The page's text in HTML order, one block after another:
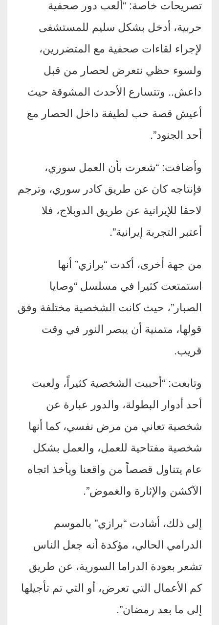
تصريحات خاصة: “ألعب دور صحفية
حربية، أدخل بشكل سليم للمستشفى
لإجراء لقاءات صحفية مع المتضررين،
ولسوء حظي نتعرض لحصار من قبل
داعش.. وتتسارع الأحدث المشوقة حيث
أعيش قصة حب لطيفة داخل الحصار مع
أحد الجنود”.
وأضافت: “شعرت بأن العمل سوري،
فإنتاجه كان عن طريق كادر سوري، وترجم
لاحقا للإيرانية عن طريق الدوبلاج، فلا
أعتبر التجربة إيرانية”.
من جهة أخرى، أكدت “برازي” أنها
استمتعت كثيرا في مسلسل “وصايا
الصبار”، حيث كانت الشخصية مختلفة وفق
قولها، متمنية أن يبصر النور في وقت
قريب.
وتابعت: “أحببت الشخصية كثيراً، ولعبت
أحد أدوار البطولة، والدور عبارة عن
شخصية تعاني من مرض نفسي، كما أنها
شخصية مفتاحية للعمل، والعمل بشكل
عام يتناول قصصاً من واقعنا ويأخذ اتجاه
الآكشن والإثارة والغموض”.
إلى ذلك، أشادت “برازي” بالموسم
الدرامي الحالي، مؤكدة أنه جعل الناس
تشعر بعودة الدراما السورية، عن طريق
كم الأعمال التي تعرض، أو التي تم تأجيلها
إلى ما بعد رمضان”.